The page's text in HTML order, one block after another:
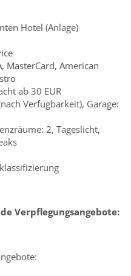
Hotel (Anlage)
MasterCard, American
ab 30 EUR
Verfügbarkeit), Garage:
2, Tageslicht,
Verpflegungsangebote: